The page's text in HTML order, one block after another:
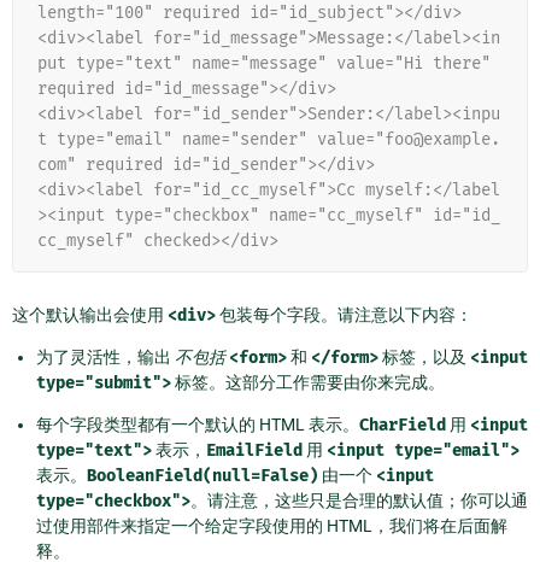
length="100" required id="id_subject"></div>
<div><label for="id_message">Message:</label><in
put type="text" name="message" value="Hi there"
required id="id_message"></div>
<div><label for="id_sender">Sender:</label><inpu
t type="email" name="sender" value="foo@example.
com" required id="id_sender"></div>
<div><label for="id_cc_myself">Cc myself:</label
><input type="checkbox" name="cc_myself" id="id_
cc_myself" checked></div>
这个默认输出会使用 <div>包装每个字段。请注意以下内容：
为了灵活性，输出 不包括 <form>和 </form>标签，以及 <input
type="submit">标签。这部分工作需要由你来完成。
每个字段类型都有一个默认的 HTML 表示。 CharField 用 <input
type="text">表示， EmailField 用 <input type="email">
表示。 BooleanField(null=False) 由一个 <input
type="checkbox">。请注意，这些只是合理的默认值；你可以通
过使用部件来指定一个给定字段使用的 HTML，我们将在后面解
释。